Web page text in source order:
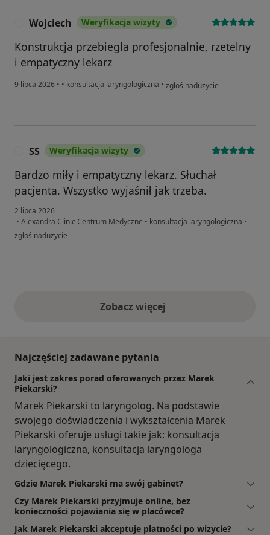
Wojciech Weryfikacja wizyty
Konstrukcja przebiegla profesjonalnie, rzetelny
i empatyczny lekarz
9 lipca 2026 • • konsultacja laryngologiczna • w opinii użytkownika Wojciech
zgłoś nadużycie
SS Weryfikacja wizyty
Bardzo miły i empatyczny lekarz. Słuchał
pacjenta. Wszystko wyjaśnił jak trzeba.
2 lipca 2026
• Alexandra Clinic Centrum Medyczne • konsultacja laryngologiczna •
w opinii użytkownika SS
zgłoś nadużycie
Zobacz więcejopinie powyżej
Najczęściej zadawane pytania
Jaki jest zakres porad oferowanych przez Marek
Piekarski?
Marek Piekarski to laryngolog. Na podstawie
swojego doświadczenia i wykształcenia Marek
Piekarski oferuje usługi takie jak: konsultacja
laryngologiczna, konsultacja laryngologa
dziecięcego.
Gdzie Marek Piekarski ma swój gabinet?
Czy Marek Piekarski przyjmuje online, bez
konieczności pojawiania się w placówce?
Jak Marek Piekarski akceptuje płatności po wizycie?